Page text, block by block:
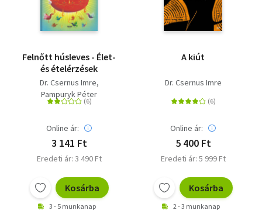
Felnőtt húsleves - Élet-
és ételérzések
Dr. Csernus Imre
Pampuryk Péter
Online ár:
3 141 Ft
Eredeti ár: 3 490 Ft
Kosárba
3 - 5 munkanap
A kiút
Dr. Csernus Imre
Online ár:
5 400 Ft
Eredeti ár: 5 999 Ft
Kosárba
2 - 3 munkanap